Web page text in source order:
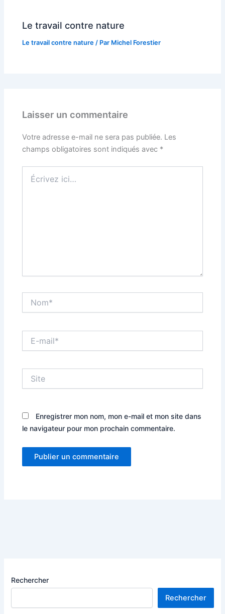
Le travail contre nature
Le travail contre nature / Par Michel Forestier
Laisser un commentaire
Votre adresse e-mail ne sera pas publiée. Les
champs obligatoires sont indiqués avec *
ici…
mail*
Enregistrer mon nom, mon e-mail et mon site dans
le navigateur pour mon prochain commentaire.
Rechercher
Rechercher